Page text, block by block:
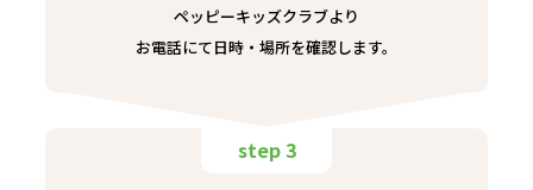
ペッピーキッズクラブより
お電話にて日時・場所を確認します。
step 3